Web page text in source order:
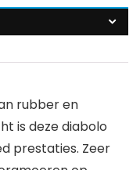
rubber en
is deze diabolo
prestaties. Zeer